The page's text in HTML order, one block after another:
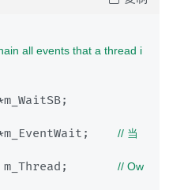
all events that a thread i
*m_EventWait;
// 当
m_Thread;
// Ow